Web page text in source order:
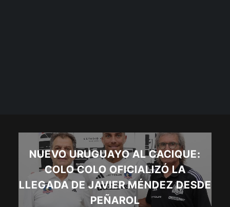
NUEVO URUGUAYO AL CACIQUE:
COLO COLO OFICIALIZÓ LA
LLEGADA DE JAVIER MÉNDEZ DESDE
PEÑAROL